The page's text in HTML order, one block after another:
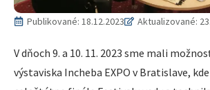
Publikované: 18.12.2023 Aktualizované:
V dňoch 9. a 10. 11. 2023 sme mali
výstaviska Incheba EXPO v Bratislave,